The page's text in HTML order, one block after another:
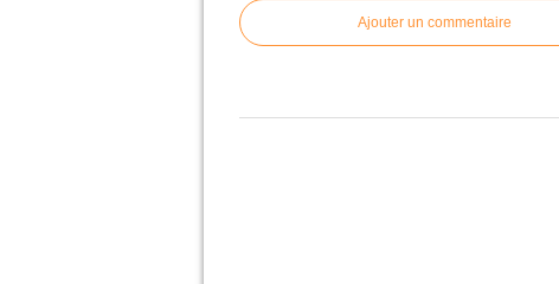
Ajouter un commentaire